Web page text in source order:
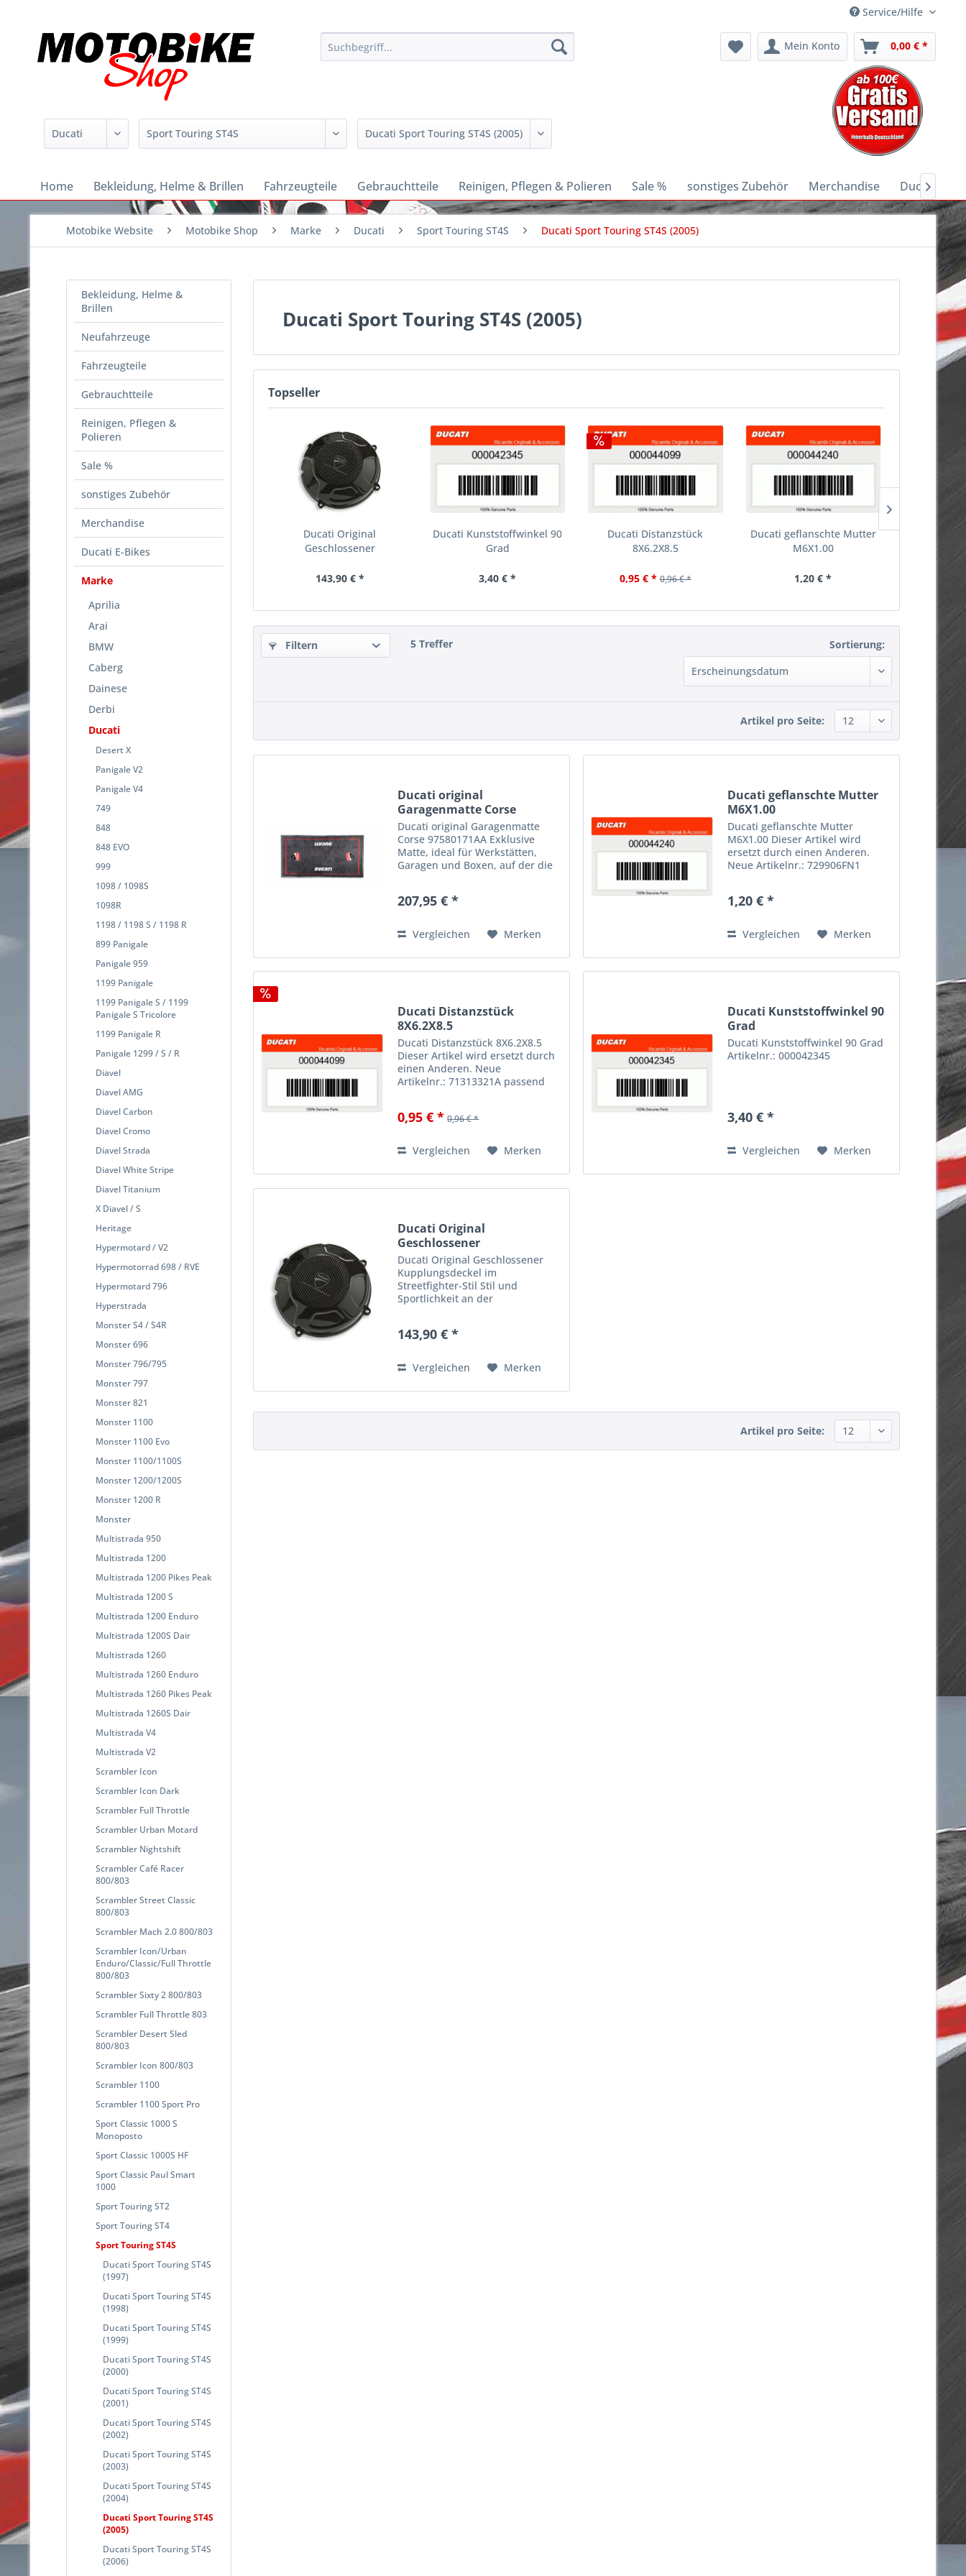
Service/Hilfe
Mein Konto 0,00 € *
Home Bekleidung, Helme & Brillen Fahrzeugteile Gebrauchtteile Reinigen, Pflegen & Polieren Sale % sonstiges Zubehör Merchandise Ducati E-

Motobike Website Motobike Shop Marke Ducati Sport Touring ST4S Ducati Sport Touring ST4S (2005)
Bekleidung, Helme &
Brillen
Neufahrzeuge
Fahrzeugteile
Gebrauchtteile
Reinigen, Pflegen &
Polieren
Sale %
sonstiges Zubehör
Merchandise
Ducati E-Bikes
Marke
Aprilia
Arai
BMW
Caberg
Dainese
Derbi
Ducati
Desert X
Panigale V2
Panigale V4
749
848
848 EVO
999
1098 / 1098S
1098R
1198 / 1198 S / 1198 R
899 Panigale
Panigale 959
1199 Panigale
1199 Panigale S / 1199
Panigale S Tricolore
1199 Panigale R
Panigale 1299 / S / R
Diavel
Diavel AMG
Diavel Carbon
Diavel Cromo
Diavel Strada
Diavel White Stripe
Diavel Titanium
X Diavel / S
Heritage
Hypermotard / V2
Hypermotorrad 698 / RVE
Hypermotard 796
Hyperstrada
Monster S4 / S4R
Monster 696
Monster 796/795
Monster 797
Monster 821
Monster 1100
Monster 1100 Evo
Monster 1100/1100S
Monster 1200/1200S
Monster 1200 R
Monster
Multistrada 950
Multistrada 1200
Multistrada 1200 Pikes Peak
Multistrada 1200 S
Multistrada 1200 Enduro
Multistrada 1200S Dair
Multistrada 1260
Multistrada 1260 Enduro
Multistrada 1260 Pikes Peak
Multistrada 1260S Dair
Multistrada V4
Multistrada V2
Scrambler Icon
Scrambler Icon Dark
Scrambler Full Throttle
Scrambler Urban Motard
Scrambler Nightshift
Scrambler Café Racer
800/803
Scrambler Street Classic
800/803
Scrambler Mach 2.0 800/803
Scrambler Icon/Urban
Enduro/Classic/Full Throttle
800/803
Scrambler Sixty 2 800/803
Scrambler Full Throttle 803
Scrambler Desert Sled
800/803
Scrambler Icon 800/803
Scrambler 1100
Scrambler 1100 Sport Pro
Sport Classic 1000 S
Monoposto
Sport Classic 1000S HF
Sport Classic Paul Smart
1000
Sport Touring ST2
Sport Touring ST4
Sport Touring ST4S
Ducati Sport Touring ST4S
(1997)
Ducati Sport Touring ST4S
(1998)
Ducati Sport Touring ST4S
(1999)
Ducati Sport Touring ST4S
(2000)
Ducati Sport Touring ST4S
(2001)
Ducati Sport Touring ST4S
(2002)
Ducati Sport Touring ST4S
(2003)
Ducati Sport Touring ST4S
(2004)
Ducati Sport Touring ST4S
(2005)
Ducati Sport Touring ST4S
(2006)
Ducati Sport Touring ST4S (2005)
Topseller
Ducati Original
Geschlossener
143,90 € *
Ducati Kunststoffwinkel 90
Grad
3,40 € *
Ducati Distanzstück
8X6.2X8.5
0,95 € * 0,96 € *
Ducati geflanschte Mutter
M6X1.00
1,20 € *
Filtern 5 Treffer Sortierung:
Artikel pro Seite:
Ducati original
Garagenmatte Corse
97580171AA
Ducati original Garagenmatte
Corse 97580171AA Exklusive
Matte, ideal für Werkstätten,
Garagen und Boxen, auf der die
kompakte, strapazierfähige
Filz...
207,95 € *
Vergleichen Merken
Ducati geflanschte Mutter
M6X1.00
Ducati geflanschte Mutter
M6X1.00 Dieser Artikel wird
ersetzt durch einen Anderen.
Neue Artikelnr.: 729906FN1
Ducati 900 SS F.E. `98 Ducati 916
1,20 € *
Vergleichen Merken
Ducati Distanzstück
8X6.2X8.5
Ducati Distanzstück 8X6.2X8.5
Dieser Artikel wird ersetzt durch
einen Anderen. Neue
Artikelnr.: 71313321A passend
R `00 Ducati 750 SS i.e. Ducati 851
0,95 € * 0,96 € *
Vergleichen Merken
Ducati Kunststoffwinkel 90
Grad
Ducati Kunststoffwinkel 90 Grad
Artikelnr.: 000042345
3,40 € *
Vergleichen Merken
Ducati Original
Geschlossener
Kupplungsdeckel...
Ducati Original Geschlossener
Kupplungsdeckel im
Streetfighter-Stil Stil und
Sportlichkeit an der
143,90 € *
Vergleichen Merken
Artikel pro Seite: